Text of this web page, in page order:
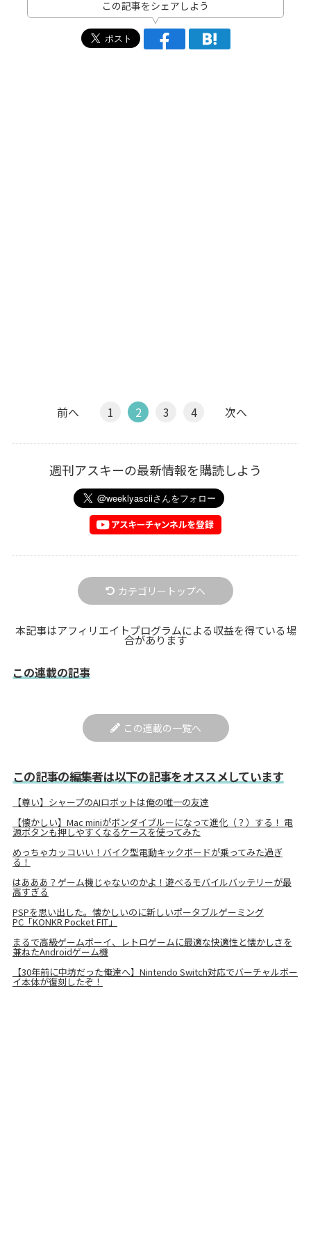
この記事をシェアしよう
前へ 1 2 3 4 次へ
週刊アスキーの最新情報を購読しよう
カテゴリートップへ
本記事はアフィリエイトプログラムによる収益を得ている場
合があります
この連載の記事
この連載の一覧へ
この記事の編集者は以下の記事をオススメしています
【尊い】シャープのAIロボットは俺の唯一の友達
【懐かしい】Mac miniがボンダイブルーになって進化（？）する！ 電
源ボタンも押しやすくなるケースを使ってみた
めっちゃカッコいい！バイク型電動キックボードが乗ってみた過ぎ
る！
はあああ？ゲーム機じゃないのかよ！遊べるモバイルバッテリーが最
高すぎる
PSPを思い出した。懐かしいのに新しいポータブルゲーミング
PC「KONKR Pocket FIT」
まるで高級ゲームボーイ、レトロゲームに最適な快適性と懐かしさを
兼ねたAndroidゲーム機
【30年前に中坊だった俺達へ】Nintendo Switch対応でバーチャルボー
イ本体が復刻したぞ！